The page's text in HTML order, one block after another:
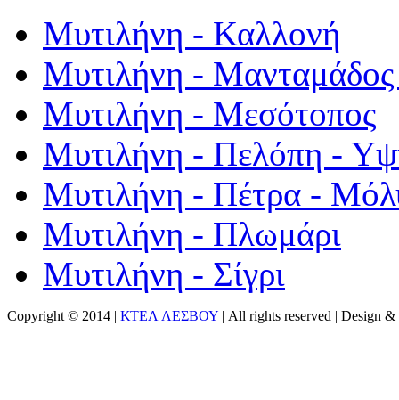
Μυτιλήνη - Καλλονή
Μυτιλήνη - Μανταμάδος
Μυτιλήνη - Μεσότοπος
Μυτιλήνη - Πελόπη -
Μυτιλήνη - Πέτρα -
Μυτιλήνη - Πλωμάρι
Μυτιλήνη - Σίγρι
Copyright © 2014 | ΚΤΕΛ ΛΕΣΒΟΥ | All rights reserved | Design &